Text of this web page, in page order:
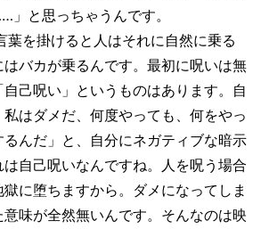
」と思っちゃうんです。
を掛けると人はそれに自然に乗る
バカが乗るんです。最初に呪いは無
己呪い」というものはあります。自
はダメだ、何度やっても、何をやっ
んだ」と、自分にネガティブな暗示
自己呪いなんですね。人を呪う場合
に堕ちますから。ダメになってしま
意味が全然無いんです。そんなのは映